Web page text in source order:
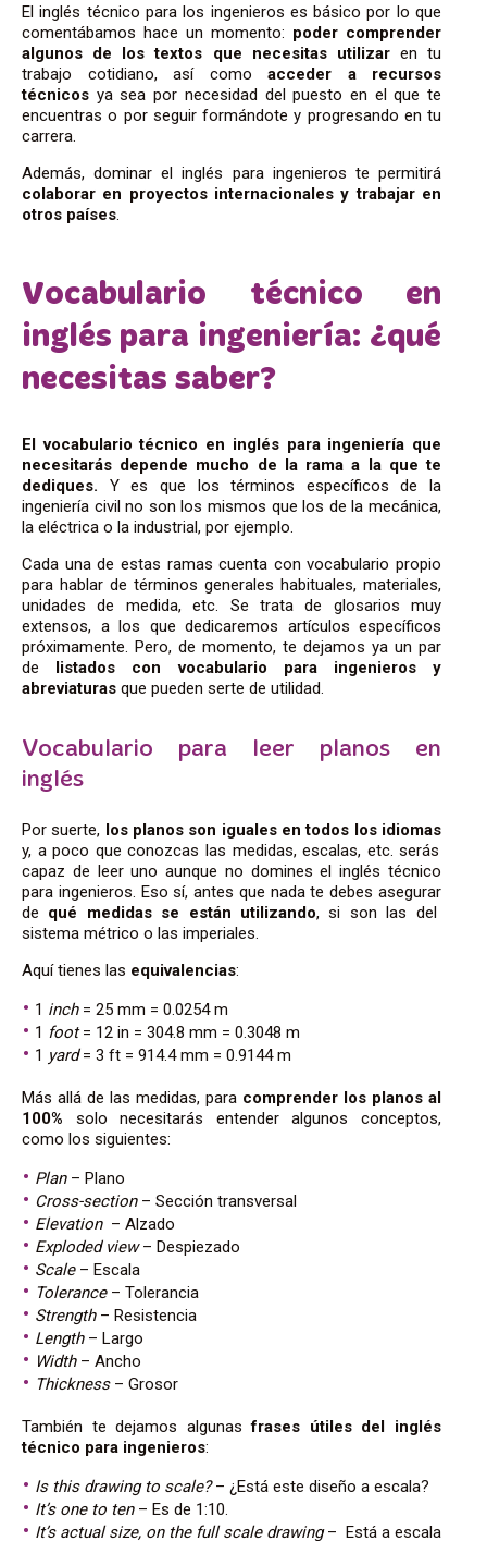
El inglés técnico para los ingenieros es básico por lo que
comentábamos hace un momento: poder comprender
algunos de los textos que necesitas utilizaren tu
trabajo cotidiano, así como acceder a recursos
técnicos ya sea por necesidad del puesto en el que te
encuentras o por seguir formándote y progresando en tu
carrera.
Además, dominar el inglés para ingenieros te permitirá
colaborar en proyectos internacionales y trabajar en
otros países
Vocabulario técnico en
inglés para ingeniería: ¿qué
necesitas saber?
El vocabulario técnico en inglés para ingeniería que
necesitarás depende mucho de la rama a la que te
dediques. Y es que los términos específicos de la
ingeniería civil no son los mismos que los de la mecánica,
la eléctrica o la industrial, por ejemplo.
Cada una de estas ramas cuenta con vocabulario propio
para hablar de términos generales habituales, materiales,
unidades de medida, etc. Se trata de glosarios muy
extensos, a los que dedicaremos artículos específicos
próximamente. Pero, de momento, te dejamos ya un par
de listados con vocabulario para ingenieros y
abreviaturas que pueden serte de utilidad.
Vocabulario para leer planos en
inglés
Por suerte, los planos son iguales en todos los idiomas
y, a poco que conozcas las medidas, escalas, etc. serás
capaz de leer unoaunque no domines el inglés técnico
para ingenieros. Eso sí, antes que nada te debes asegurar
de qué medidas se están utilizando, si son las del
sistema métrico o las imperiales.
Aquí tienes las equivalencias:
1 inch = 25 mm = 0.0254 m
1 foot= 12 in = 304.8 mm = 0.3048 m
1 yard= 3 ft = 914.4 mm = 0.9144 m
Más allá de las medidas, para comprender los planos al
100%
solo necesitarás entender algunos conceptos,
como los siguientes:
Plan – Plano
Cross-section– Sección transversal
Elevation – Alzado
Exploded view– Despiezado
Scale – Escala
Tolerance – Tolerancia
Strength – Resistencia
Length – Largo
Width – Ancho
Thickness – Grosor
También te dejamos algunas frases útiles del inglés
técnico para ingenieros:
Is this drawing to scale?– ¿Está este diseño a escala?
It’s one to ten – Es de 1:10.
It’s actual size, on the full scale drawing– Está a escala